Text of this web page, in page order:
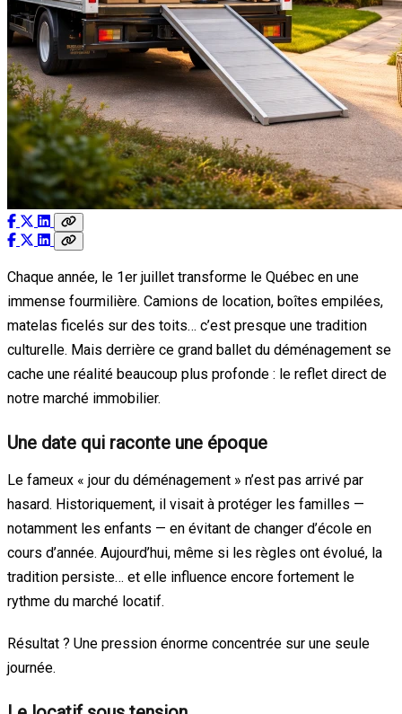
Chaque année, le 1er juillet transforme le Québec en une
immense fourmilière. Camions de location, boîtes empilées,
matelas ficelés sur des toits… c’est presque une tradition
culturelle. Mais derrière ce grand ballet du déménagement se
cache une réalité beaucoup plus profonde : le reflet direct de
notre marché immobilier.
Une date qui raconte une époque
Le fameux « jour du déménagement » n’est pas arrivé par
hasard. Historiquement, il visait à protéger les familles —
notamment les enfants — en évitant de changer d’école en
cours d’année. Aujourd’hui, même si les règles ont évolué, la
tradition persiste… et elle influence encore fortement le
rythme du marché locatif.
Résultat ? Une pression énorme concentrée sur une seule
journée.